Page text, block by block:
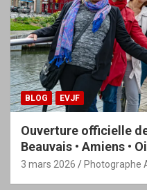
BLOG EVJF
Ouverture officielle
Beauvais • Amiens •
3 mars 2026 Photographe